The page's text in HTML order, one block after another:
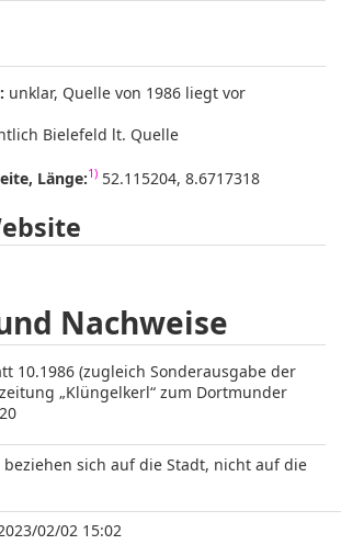
unklar, Quelle von 1986 liegt vor
Bielefeld lt. Quelle
Länge:1) 52.115204, 8.6717318
Nachweise
10.1986 (zugleich Sonderausgabe der
„Klüngelkerl“ zum Dortmunder
beziehen sich auf die Stadt, nicht auf die
02/02 15:02